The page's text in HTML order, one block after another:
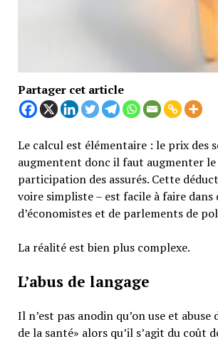
Partager cet article
Le calcul est élémentaire : le prix des
augmentent donc il faut augmenter
participation des assurés. Cette
voire simpliste – est facile à faire dans
d’économistes et de parlements de
La réalité est bien plus complexe.
L’abus de langage
Il n’est pas anodin qu’on use et
de la santé» alors qu’il s’agit du coût